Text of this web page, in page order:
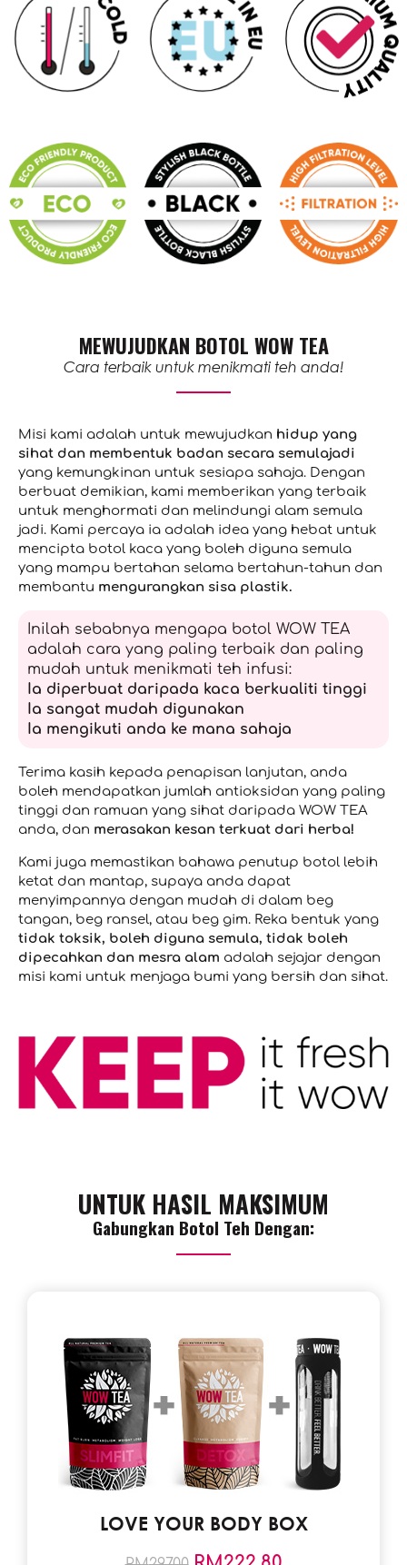
MEWUJUDKAN BOTOL WOW TEA
Cara terbaik untuk menikmati teh anda!
Misi kami adalah untuk mewujudkan hidup yang
sihat dan membentuk badan secara semulajadi
yang kemungkinan untuk sesiapa sahaja. Dengan
berbuat demikian, kami memberikan yang terbaik
untuk menghormati dan melindungi alam semula
jadi. Kami percaya ia adalah idea yang hebat untuk
mencipta botol kaca yang boleh diguna semula
yang mampu bertahan selama bertahun-tahun dan
membantu mengurangkan sisa plastik.
Inilah sebabnya mengapa botol WOW TEA
adalah cara yang paling terbaik dan paling
mudah untuk menikmati teh infusi:
Ia diperbuat daripada kaca berkualiti tinggi
Ia sangat mudah digunakan
Ia mengikuti anda ke mana sahaja
Terima kasih kepada penapisan lanjutan, anda
boleh mendapatkan jumlah antioksidan yang paling
tinggi dan ramuan yang sihat daripada WOW TEA
anda, dan merasakan kesan terkuat dari herba!
Kami juga memastikan bahawa penutup botol lebih
ketat dan mantap, supaya anda dapat
menyimpannya dengan mudah di dalam beg
tangan, beg ransel, atau beg gim. Reka bentuk yang
tidak toksik, boleh diguna semula, tidak boleh
dipecahkan dan mesra alam adalah sejajar dengan
misi kami untuk menjaga bumi yang bersih dan sihat.
UNTUK HASIL MAKSIMUM
Gabungkan Botol Teh Dengan:
LOVE YOUR BODY BOX